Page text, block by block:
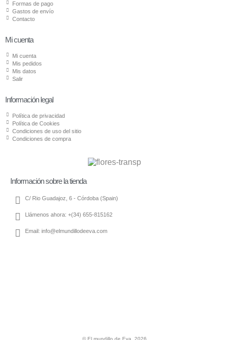
Formas de pago
Gastos de envío
Contacto
Mi cuenta
Mi cuenta
Mis pedidos
Mis datos
Salir
Información legal
Política de privacidad
Política de Cookies
Condiciones de uso del sitio
Condiciones de compra
Información sobre la tienda
C/ Rio Guadajoz, 6 - Córdoba (Spain)
Llámenos ahora: +(34) 655-815162
Email: info@elmundillodeeva.com
© El mundillo de Eva 2026